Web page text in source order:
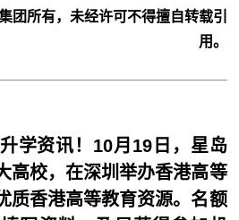
团所有，未经许可不得擅自转载引
用。
学资讯！10月19日，星岛
高校，在深圳举办香港高等
质香港高等教育资源。名额